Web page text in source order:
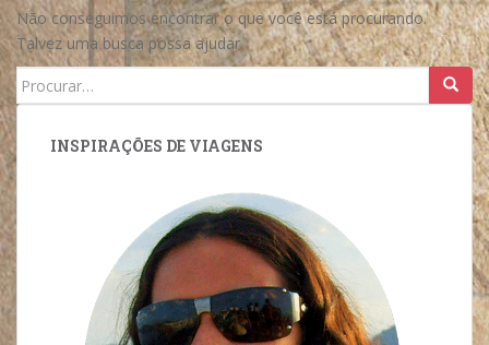
Não conseguimos encontrar o que você está procurando.
Talvez uma busca possa ajudar.
Search
for:
INSPIRAÇÕES DE VIAGENS